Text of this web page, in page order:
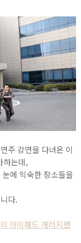
주 강연을 다녀온 이
하는데,
에 익숙한 장소들을
다.
아이패드 개러지밴